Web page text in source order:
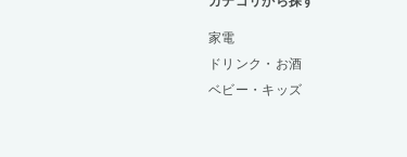
家電
ドリンク・お酒
ベビー・キッズ